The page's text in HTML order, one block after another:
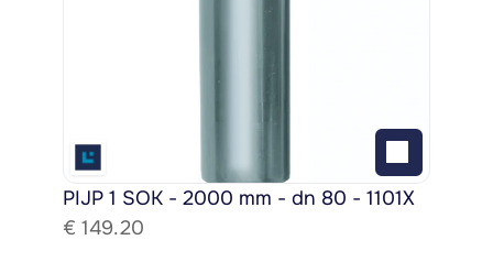
PIJP 1 SOK - 2000 mm - dn 80 - 1101X
€ 149.20